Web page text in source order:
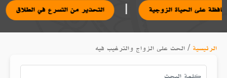
التحذير من التسرع في الطلاق على الحياة الزوجية
الرئيسية / الحث على الزواج والترغيب فيه